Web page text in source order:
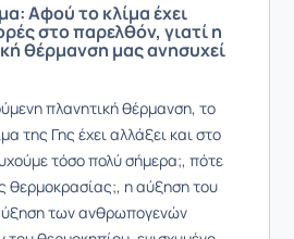
Αφού το κλίμα έχει
στο παρελθόν, γιατί η
θέρμανση μας ανησυχεί
πλανητική θέρμανση, το
της Γης έχει αλλάξει και στο
τόσο πολύ σήμερα;, πότε
θερμοκρασίας;, η αύξηση του
των ανθρωπογενών